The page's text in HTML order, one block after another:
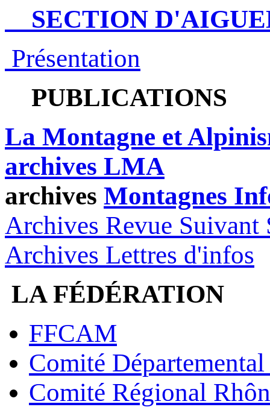
SECTION
Présentation
PUBLICATIONS
La Montagne et
archives LMA
archives Montagnes
Archives Revue Suivant
Archives Lettres d'infos
LA FÉDÉRATION
FFCAM
Comité
Comité Régional